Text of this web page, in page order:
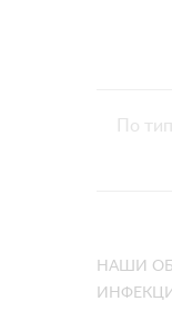
По
НАШИ